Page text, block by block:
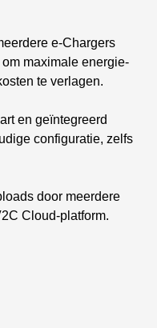
e-Chargers
maximale energie-
te verlagen.
en geïntegreerd
configuratie, zelfs
door meerdere
Cloud-platform.